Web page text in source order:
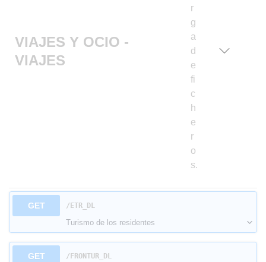
VIAJES Y OCIO -
VIAJES
r
g
a
d
e
fi
c
h
e
r
o
s.
GET ​/ETR_DL
Turismo de los residentes
GET ​/FRONTUR_DL